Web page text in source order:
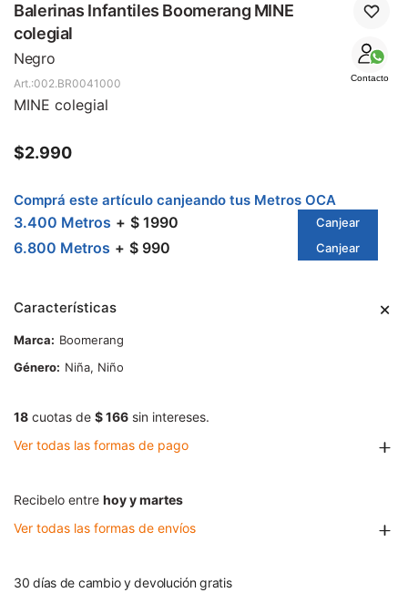
Balerinas Infantiles Boomerang MINE
colegial
Negro
Contacto
002.BR0041000
MINE colegial
$2.990
Comprá este artículo canjeando tus Metros OCA
3.400 Metros $ 1990 Canjear
6.800 Metros $ 990 Canjear
Características
Marca
Boomerang
Género
Niña, Niño
18 cuotas de $ 166 sin intereses.
Ver todas las formas de pago
Recibelo entre hoy y martes
Ver todas las formas de envíos
30 días de cambio y devolución gratis